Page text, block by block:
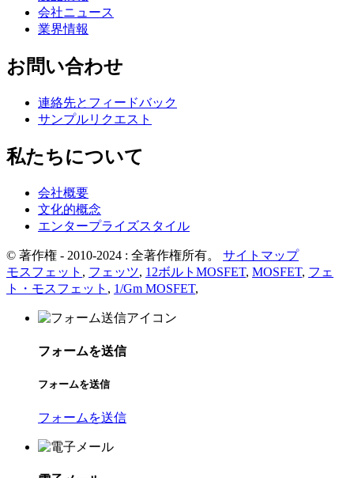
会社ニュース
業界情報
お問い合わせ
連絡先とフィードバック
サンプルリクエスト
私たちについて
会社概要
文化的概念
エンタープライズスタイル
© 著作権 - 2010-2024 : 全著作権所有。
サイトマップ
モスフェット , フェッツ, 12ボルトMOSFET, MOSFET, フェ
ト・モスフェット , 1/Gm MOSFET,
フォームを送信
フォームを送信
フォームを送信